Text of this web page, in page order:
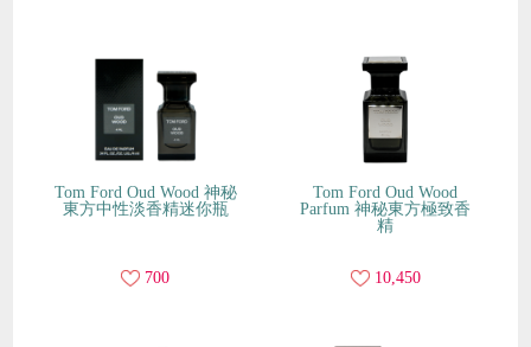
Tom Ford Oud Wood 神秘
東方中性淡香精迷你瓶
700
Tom Ford Oud Wood
Parfum 神秘東方極致香
精
10,450